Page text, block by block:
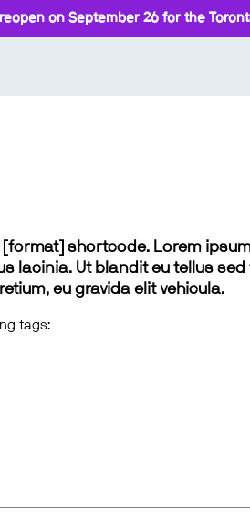
on September 26 for the
shortcode. Lorem
lacinia. Ut blandit eu tellus
eu gravida elit vehicula.
tags: